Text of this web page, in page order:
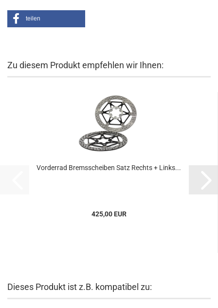
teilen
Zu diesem Produkt empfehlen wir Ihnen:
Vorderrad Bremsscheiben Satz Rechts + Links...
425,00 EUR
Dieses Produkt ist z.B. kompatibel zu: